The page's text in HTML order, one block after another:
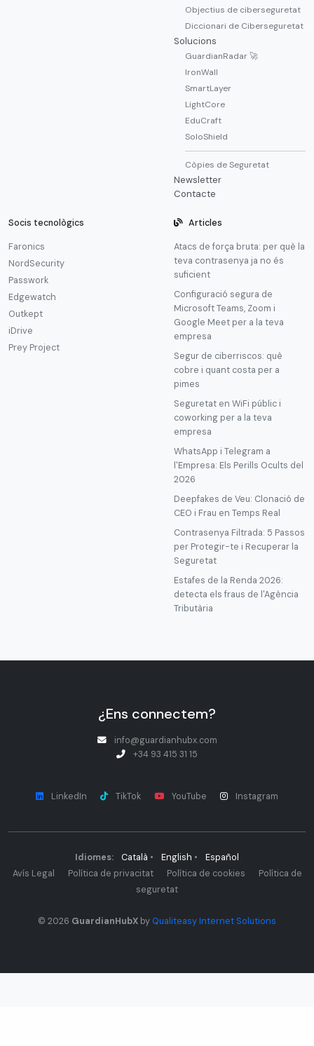
Objectius de ciberseguretat
Diccionari de Ciberseguretat
Solucions
GuardianRadar 🚀
IronWall
SmartLayer
LightCore
EduCraft
SoloShield
Còpies de Seguretat
Newsletter
Contacte
Socis tecnològics
Faronics
NordSecurity
Passwork
Edgewatch
Outkept
iDrive
Prey Project
Articles
Atacs de força bruta: per què la
teva contrasenya ja no és
suficient
Configuració segura de
Microsoft Teams, Zoom i
Google Meet per a la teva
empresa
Segur de ciberriscos: què
cobre i quant costa per a
pimes
Seguretat en WiFi públic i
coworking per a la teva
empresa
WhatsApp i Telegram a
l'Empresa: Els Perills Ocults del
2026
Deepfakes de Veu: Clonació de
CEO i Frau en Temps Real
Contrasenya Filtrada: 5 Passos
per Protegir-te i Recuperar la
Seguretat
Estafes de la Renda 2026:
detecta els fraus de l'Agència
Tributària
¿Ens connectem?
info@guardianhubx.com
+34 93 415 31 15
LinkedIn TikTok YouTube Instagram
Idiomes: Català • English •
Español
Avís Legal
Política de privacitat Política de cookies
Política de
seguretat
© 2026 GuardianHubX by Qualiteasy Internet Solutions